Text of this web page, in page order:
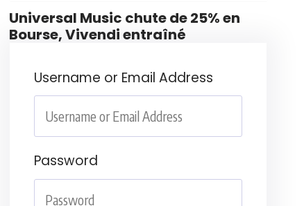
Universal Music chute de 25% en
Bourse, Vivendi entraîné
Username or Email Address
Password